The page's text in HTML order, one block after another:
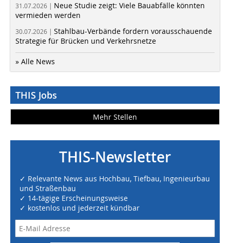
31.07.2026 | Neue Studie zeigt: Viele Bauabfälle könnten
vermieden werden
30.07.2026 | Stahlbau-Verbände fordern vorausschauende
Strategie für Brücken und Verkehrsnetze
» Alle News
THIS Jobs
Mehr Stellen
THIS-Newsletter
✓ Relevante News aus Hochbau, Tiefbau, Ingenieurbau
und Straßenbau
✓ 14-tägige Erscheinungsweise
✓ kostenlos und jederzeit kündbar